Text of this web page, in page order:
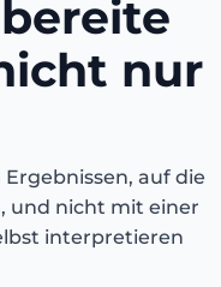
nur
auf die
und nicht mit einer
interpretieren